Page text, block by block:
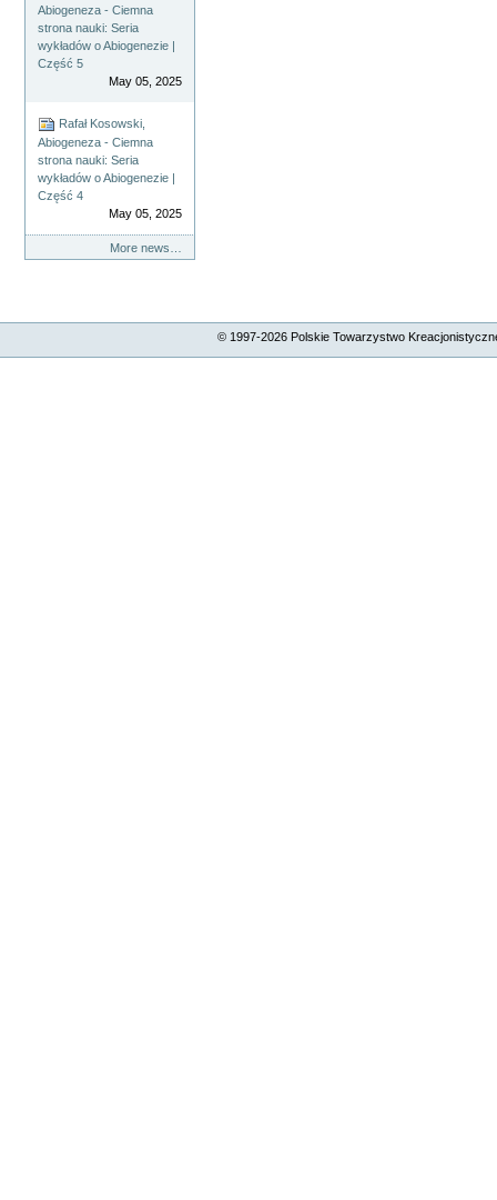
Abiogeneza - Ciemna
strona nauki: Seria
wykładów o Abiogenezie |
Część 5
May 05, 2025
Rafał Kosowski,
Abiogeneza - Ciemna
strona nauki: Seria
wykładów o Abiogenezie |
Część 4
May 05, 2025
More news…
© 1997-2026Polskie Towarzystwo